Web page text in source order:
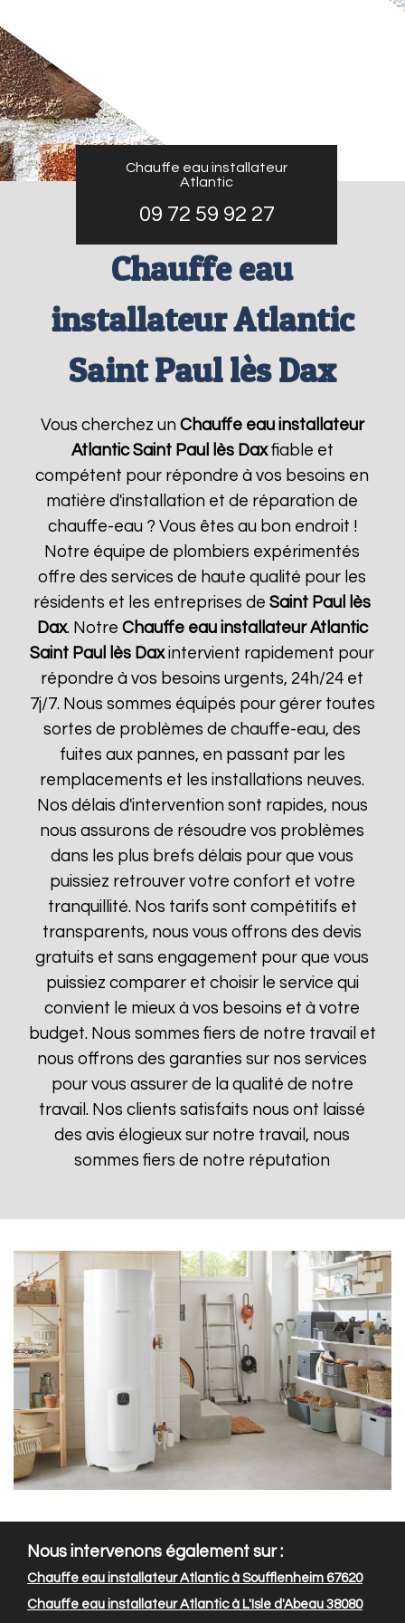
Chauffe eau installateur
Atlantic
09 72 59 92 27
Chauffe eau
installateur Atlantic
Saint Paul lès Dax
Vous cherchez un Chauffe eau installateur
Atlantic Saint Paul lès Daxfiable et
compétent pour répondre à vos besoins en
matière d'installation et de réparation de
chauffe-eau ? Vous êtes au bon endroit !
Notre équipe de plombiers expérimentés
offre des services de haute qualité pour les
résidents et les entreprises deSaint Paul lès
Dax. Notre Chauffe eau installateur Atlantic
Saint Paul lès Daxintervient rapidement pour
répondre à vos besoins urgents, 24h/24 et
7j/7. Nous sommes équipés pour gérer toutes
sortes de problèmes de chauffe-eau, des
fuites aux pannes, en passant par les
remplacements et les installations neuves.
Nos délais d'intervention sont rapides, nous
nous assurons de résoudre vos problèmes
dans les plus brefs délais pour que vous
puissiez retrouver votre confort et votre
tranquillité. Nos tarifs sont compétitifs et
transparents, nous vous offrons des devis
gratuits et sans engagement pour que vous
puissiez comparer et choisir le service qui
convient le mieux à vos besoins et à votre
budget. Nous sommes fiers de notre travail et
nous offrons des garanties sur nos services
pour vous assurer de la qualité de notre
travail. Nos clients satisfaits nous ont laissé
des avis élogieux sur notre travail, nous
sommes fiers de notre réputation
Nous intervenons également sur :
Chauffe eau installateur Atlantic à Soufflenheim 67620
Chauffe eau installateur Atlantic à L'Isle d'Abeau 38080